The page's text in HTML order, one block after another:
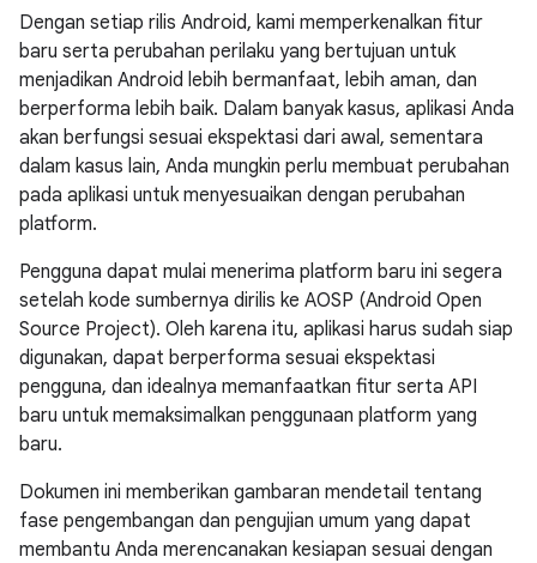
Dengan setiap rilis Android, kami memperkenalkan fitur
baru serta perubahan perilaku yang bertujuan untuk
menjadikan Android lebih bermanfaat, lebih aman, dan
berperforma lebih baik. Dalam banyak kasus, aplikasi Anda
akan berfungsi sesuai ekspektasi dari awal, sementara
dalam kasus lain, Anda mungkin perlu membuat perubahan
pada aplikasi untuk menyesuaikan dengan perubahan
platform.
Pengguna dapat mulai menerima platform baru ini segera
setelah kode sumbernya dirilis ke AOSP (Android Open
Source Project). Oleh karena itu, aplikasi harus sudah siap
digunakan, dapat berperforma sesuai ekspektasi
pengguna, dan idealnya memanfaatkan fitur serta API
baru untuk memaksimalkan penggunaan platform yang
baru.
Dokumen ini memberikan gambaran mendetail tentang
fase pengembangan dan pengujian umum yang dapat
membantu Anda merencanakan kesiapan sesuai dengan